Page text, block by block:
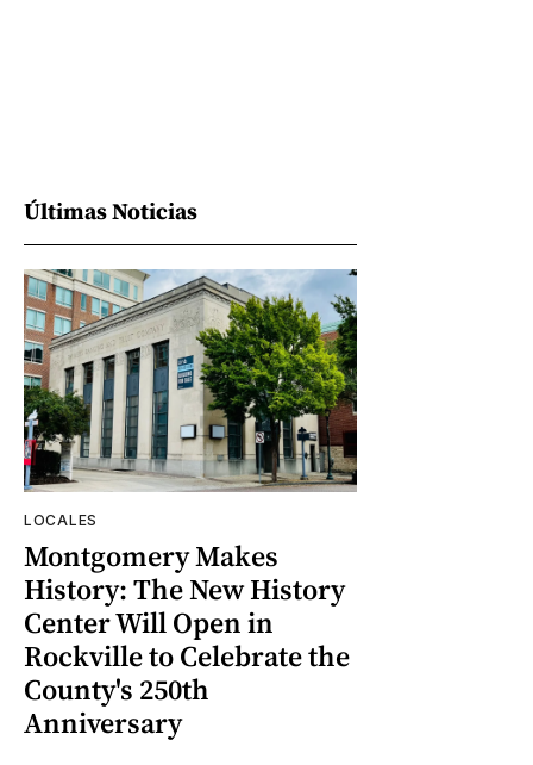
Últimas Noticias
LOCALES
Montgomery Makes
History: The New History
Center Will Open in
Rockville to Celebrate the
County's 250th
Anniversary